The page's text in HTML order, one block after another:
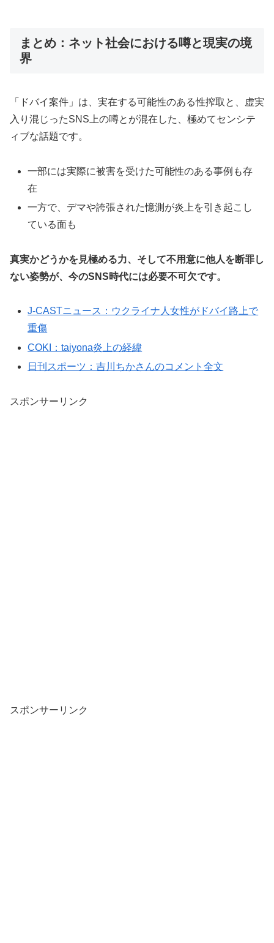
まとめ：ネット社会における噂と現実の境
界
「ドバイ案件」は、実在する可能性のある性搾取と、虚実
入り混じったSNS上の噂とが混在した、極めてセンシテ
ィブな話題です。
一部には実際に被害を受けた可能性のある事例も存
在
一方で、デマや誇張された憶測が炎上を引き起こし
ている面も
真実かどうかを見極める力、そして不用意に他人を断罪し
ない姿勢が、今のSNS時代には必要不可欠です。
J-CASTニュース：ウクライナ人女性がドバイ路上で
重傷
COKI：taiyona炎上の経緯
日刊スポーツ：吉川ちかさんのコメント全文
スポンサーリンク
スポンサーリンク